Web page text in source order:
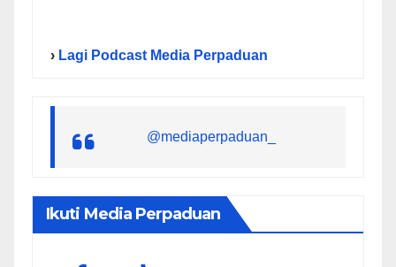
› Lagi Podcast Media Perpaduan
@mediaperpaduan_
Ikuti Media Perpaduan